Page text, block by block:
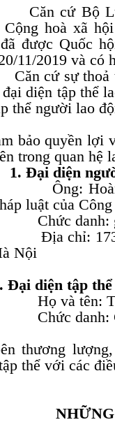
cứ Bộ Luật
hoà xã
được Quốc
11/2019 và có
cứ sự thoả
diện tập thể
thể người lao
bảo quyền lợi
trong quan hệ
1. Đại diện
Ông: Hoàng
luật của
Chức danh:
Địa chỉ: 173
Nội
Đại diện tập
Họ và tên:
Chức danh:
thương
thể với các